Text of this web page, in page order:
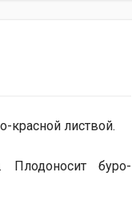
красной листвой.
буро-